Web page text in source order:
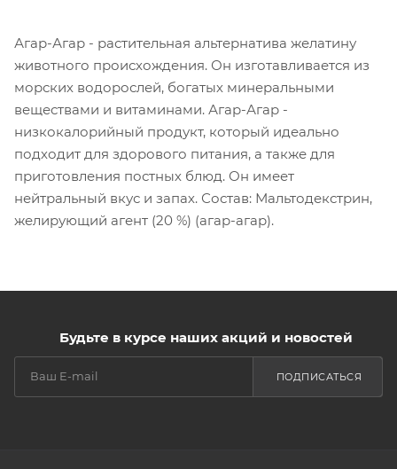
Агар-Агар - растительная альтернатива желатину
животного происхождения. Он изготавливается из
морских водорослей, богатых минеральными
веществами и витаминами. Агар-Агар -
низкокалорийный продукт, который идеально
подходит для здорового питания, а также для
приготовления постных блюд. Он имеет
нейтральный вкус и запах. Состав: Мальтодекстрин,
желирующий агент (20 %) (агар-агар).
Будьте в курсе наших акций и новостей
ПОДПИСАТЬСЯ